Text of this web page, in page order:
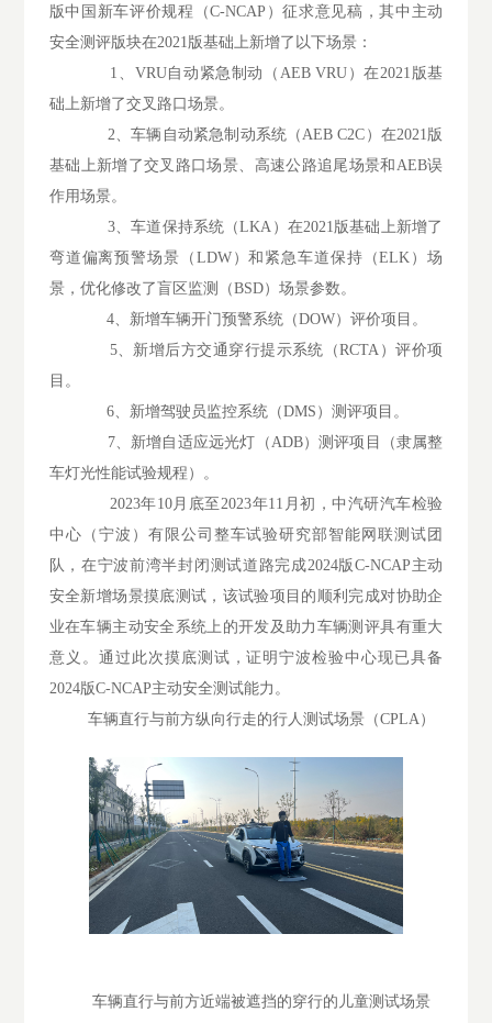
版中国新车评价规程（C-NCAP）征求意见稿，其中主动
安全测评版块在2021版基础上新增了以下场景：
1、VRU自动紧急制动（AEB VRU）在2021版基
础上新增了交叉路口场景。
2、车辆自动紧急制动系统（AEB C2C）在2021版
基础上新增了交叉路口场景、高速公路追尾场景和AEB误
作用场景。
3、车道保持系统（LKA）在2021版基础上新增了
弯道偏离预警场景（LDW）和紧急车道保持（ELK）场
景，优化修改了盲区监测（BSD）场景参数。
4、新增车辆开门预警系统（DOW）评价项目。
5、新增后方交通穿行提示系统（RCTA）评价项
目。
6、新增驾驶员监控系统（DMS）测评项目。
7、新增自适应远光灯（ADB）测评项目（隶属整
车灯光性能试验规程）。
2023年10月底至2023年11月初，中汽研汽车检验
中心（宁波）有限公司整车试验研究部智能网联测试团
队，在宁波前湾半封闭测试道路完成2024版C-NCAP主动
安全新增场景摸底测试，该试验项目的顺利完成对协助企
业在车辆主动安全系统上的开发及助力车辆测评具有重大
意义。通过此次摸底测试，证明宁波检验中心现已具备
2024版C-NCAP主动安全测试能力。
车辆直行与前方纵向行走的行人测试场景（CPLA）
车辆直行与前方近端被遮挡的穿行的儿童测试场景